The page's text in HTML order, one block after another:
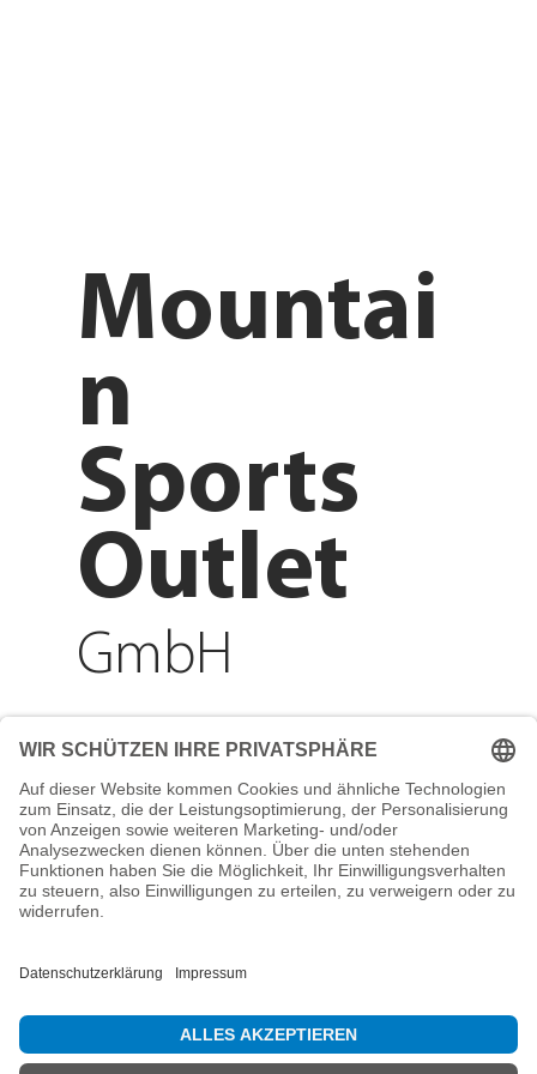
Adresse
Reichenberger Str. 1
84130 Dingolfing
Telefon
info@mountain-sports-
Mountai
n
Sports
Outlet
GmbH